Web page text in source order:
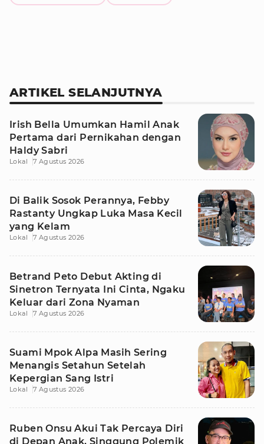
ARTIKEL SELANJUTNYA
Irish Bella Umumkan Hamil Anak
Pertama dari Pernikahan dengan
Haldy Sabri
Lokal 7 Agustus 2026
Di Balik Sosok Perannya, Febby
Rastanty Ungkap Luka Masa Kecil
yang Kelam
Lokal 7 Agustus 2026
Betrand Peto Debut Akting di
Sinetron Ternyata Ini Cinta, Ngaku
Keluar dari Zona Nyaman
Lokal 7 Agustus 2026
Suami Mpok Alpa Masih Sering
Menangis Setahun Setelah
Kepergian Sang Istri
Lokal 7 Agustus 2026
Ruben Onsu Akui Tak Percaya Diri
di Depan Anak, Singgung Polemik